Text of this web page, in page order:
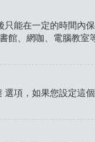
只能在一定的時間內
、網咖、電腦教
選項，如果您設定這